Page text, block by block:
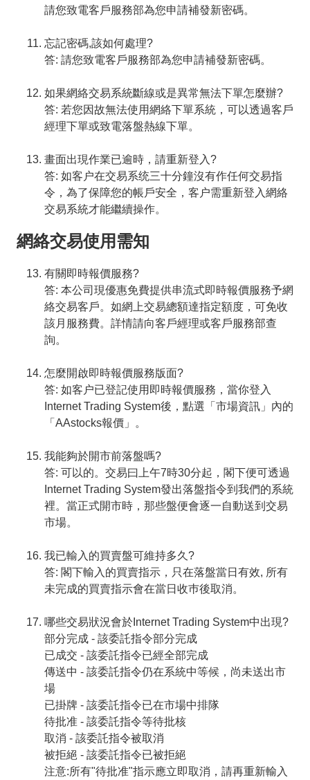
請您致電客戶服務部為您申請補發新密碼。
忘記密碼,該如何處理?
答: 請您致電客戶服務部為您申請補發新密碼。
如果網絡交易系統斷線或是異常無法下單怎麼辦?
答: 若您因故無法使用網絡下單系統，可以透過客戶
經理下單或致電落盤熱線下單。
畫面出現作業已逾時，請重新登入?
答: 如客户在交易系统三十分鐘沒有作任何交易指
令，為了保障您的帳戶安全，客户需重新登入網絡
交易系統才能繼續操作。
網絡交易使用需知
有關即時報價服務?
答: 本公司現優惠免費提供串流式即時報價服務予網
絡交易客戶。如網上交易總額達指定額度，可免收
該月服務費。詳情請向客戶經理或客戶服務部查
詢。
怎麼開啟即時報價服務版面?
答: 如客户已登記使用即時報價服務，當你登入
Internet Trading System後，點選「市場資訊」內的
「AAstocks報價」。
我能夠於開市前落盤嗎?
答: 可以的。交易曰上午7時30分起，閣下便可透過
Internet Trading System發出落盤指令到我們的系統
裡。當正式開市時，那些盤便會逐一自動送到交易
市場。
我已輸入的買賣盤可維持多久?
答: 閣下輸入的買賣指示，只在落盤當日有效, 所有
未完成的買賣指示會在當日收巿後取消。
哪些交易狀況會於Internet Trading System中出現?
部分完成 - 該委託指令部分完成
已成交 - 該委託指令已經全部完成
傳送中 - 該委託指令仍在系統中等候，尚未送出市
場
已掛牌 - 該委託指令已在市場中排隊
待批准 - 該委託指令等待批核
取消 - 該委託指令被取消
被拒絕 - 該委託指令已被拒絕
注意:所有"待批准"指示應立即取消，請再重新輸入